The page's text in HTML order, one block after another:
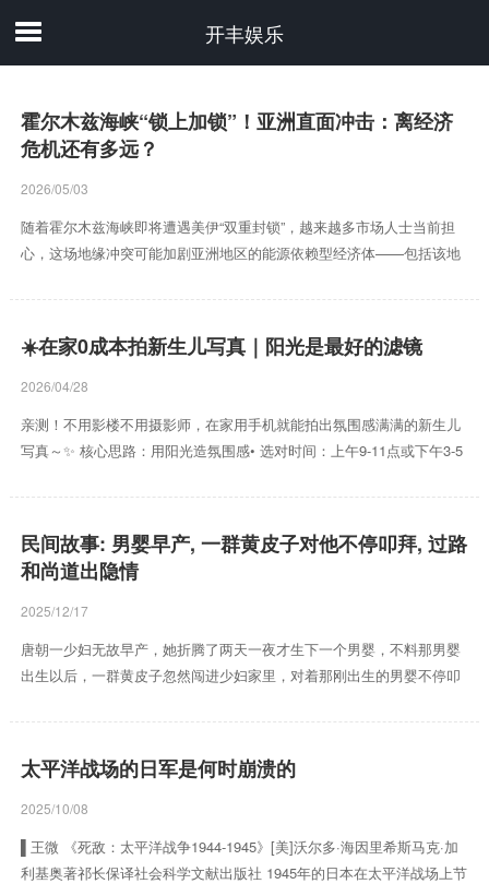
开丰娱乐
霍尔木兹海峡“锁上加锁”！亚洲直面冲击：离经济
危机还有多远？
2026/05/03
随着霍尔木兹海峡即将遭遇美伊“双重封锁”，越来越多市场人士当前担
心，这场地缘冲突可能加剧亚洲地区的能源依赖型经济体——包括该地
在一份报告中写道，“对于全球经济和市场而言，最新事态发展使关注点
重新转向下行风险——这预示着油价将上涨，全球经济增长将遭受更大
冲击，通胀压力也将加剧。” 周一，全球基准布伦特原油价格一度上涨
8.6%，突破每桶103美元，而欧洲天然气期货价格也一度飙升近18%。
☀️在家0成本拍新生儿写真｜阳光是最好的滤镜
2026/04/28
亲测！不用影楼不用摄影师，在家用手机就能拍出氛围感满满的新生儿
写真～✨ 核心思路：用阳光造氛围感• 选对时间：上午9-11点或下午3-5
滤镜• 找对位置：靠窗的床/沙发是最佳背景，让阳光斜洒在宝宝身上，
避免直晒刺眼• 道具极简：只用宝宝的粉色连体衣+柔软的白色床品，干
净底色更突出宝宝的软萌感📸 构图&姿势参考（附我的实拍图）1. 局部
特写：拍宝宝的小脚丫、小手抓着大人手指的细节，放大“软乎乎”的治
愈感2. 互动抓拍：让姐姐轻轻摸宝宝...
民间故事: 男婴早产, 一群黄皮子对他不停叩拜, 过路
和尚道出隐情
2025/12/17
唐朝一少妇无故早产，她折腾了两天一夜才生下一个男婴，不料那男婴
出生以后，一群黄皮子忽然闯进少妇家里，对着那刚出生的男婴不停叩
个叫孙晓红的孕妇，自从她怀孕以后便百般不适，时常感到肚子不舒
服，丈夫张天宝带着孙晓红看了不少大夫，那些大夫却说孙晓红的身体
没有任何大碍。虽然大夫如此说，张天宝却不敢掉以轻心，他每日都会
给妻子熬一碗保胎药。 孙晓红自怀孕以后总觉得不舒服，张天宝担心妻
天...
太平洋战场的日军是何时崩溃的
2025/10/08
▌王微 《死敌：太平洋战争1944-1945》[美]沃尔多·海因里希斯马克·加
利基奥著祁长保译社会科学文献出版社 1945年的日本在太平洋战场上节